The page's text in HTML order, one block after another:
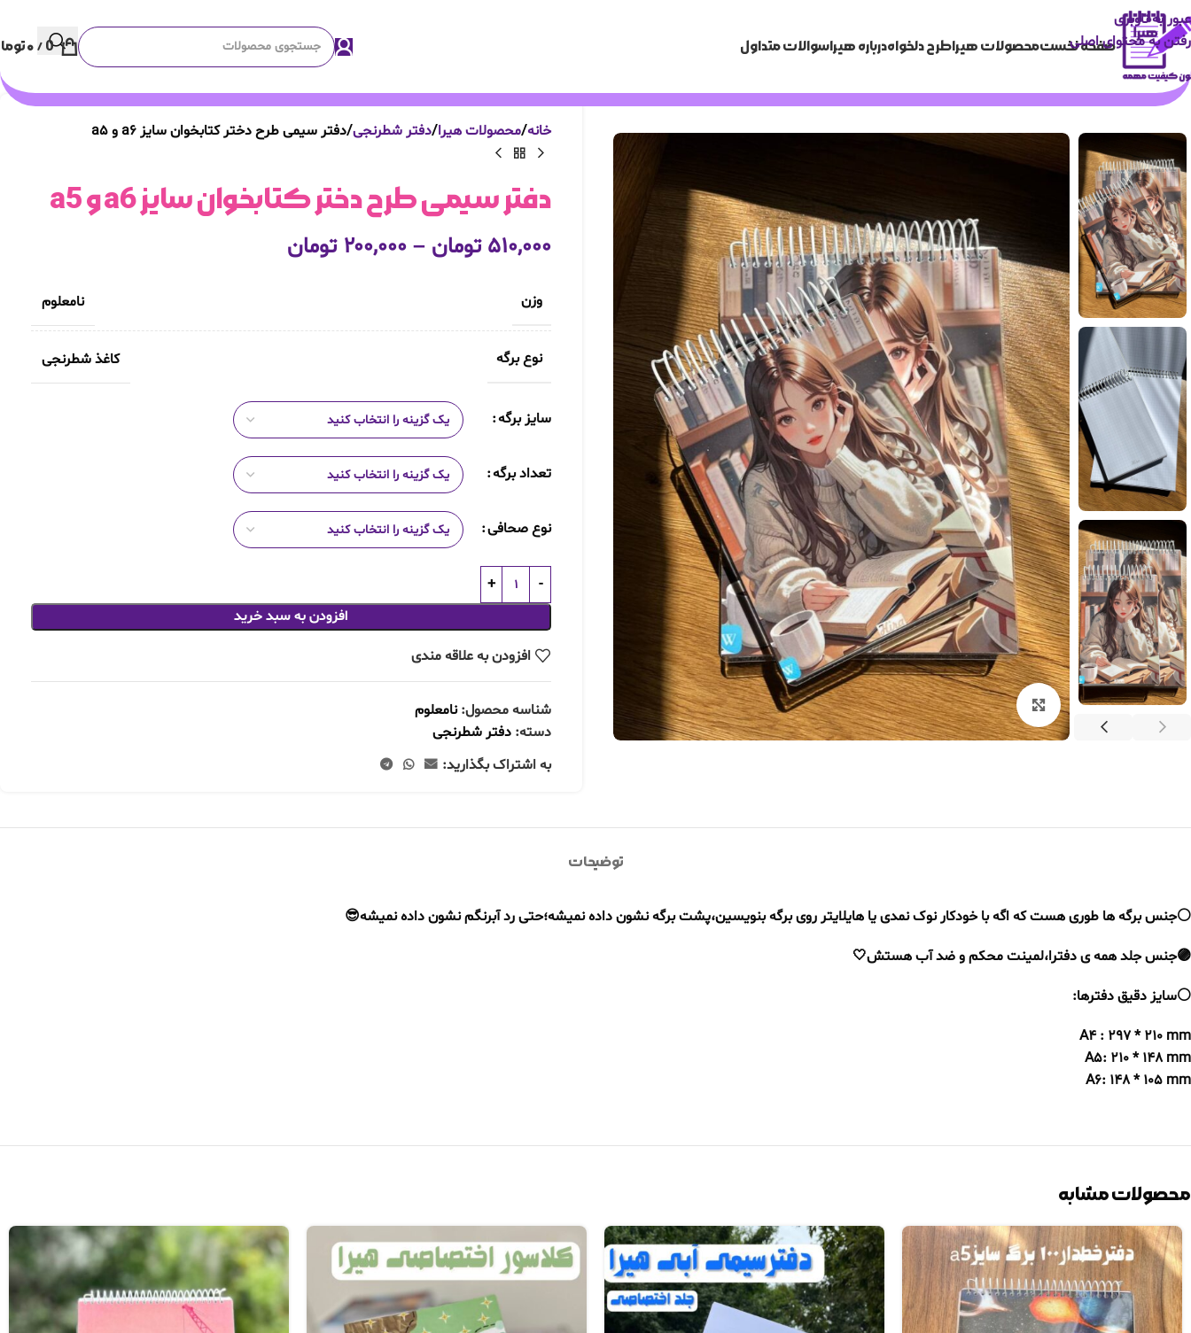
عبور به ناوبری
رفتن به محتوای اصلی
صفحه نخستمحصولات هیراطرح دلخواهدرباره هیراسوالات متداول 0
/۰
بزرگنمایی تصویر
خانه محصولات هیرا دفتر شطرنجی دفتر سیمی طرح دختر کتابخوان سایز a6 و a5
دفتر سیمی طرح دختر کتابخوان سایز a6 و a5
۵۱۰,۰۰۰ تومان – ۲۰۰,۰۰۰ تومان
وزن نامعلوم
نوع برگه کاغذ شطرنجی
سایز برگه
تعداد برگه
نوع صحافی
افزودن به سبد خرید
افزودن به علاقه مندی
شناسه محصول:نامعلوم
دسته: دفتر شطرنجی
به اشتراک بگذارید:
توضیحات
⚪️جنس برگه ها طوری هست که اگه با خودکار نوک نمدی یا هایلایتر روی برگه بنویسین،پشت برگه نشون داده نمیشه؛حتی رد آبرنگم نشون داده نمیشه😎
🟣جنس جلد همه ی دفترا،لمینت محکم و ضد آب هستش🤍
⚪️سایز دقیق دفترها:
A4 : 297 * 210 mm
A5: 210 * 148 mm
A6: 148 * 105 mm
محصولات مشابه